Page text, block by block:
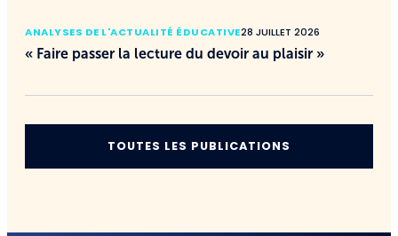
ANALYSES DE L'ACTUALITÉ ÉDUCATIVE28 JUILLET 2026
« Faire passer la lecture du devoir au plaisir »
TOUTES LES PUBLICATIONS